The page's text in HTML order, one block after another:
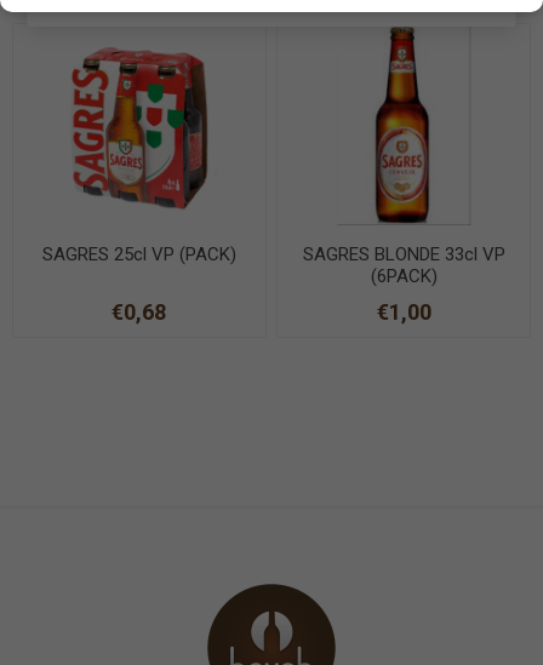
SAGRES 25cl VP (PACK)
€0,68
SAGRES BLONDE 33cl VP
(6PACK)
€1,00